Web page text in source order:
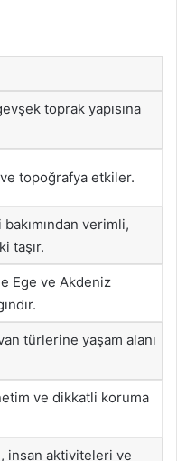
toprak yapısına
topoğrafya etkiler.
verimli,
taşır.
Ege ve Akdeniz
türlerine yaşam alanı
ve dikkatli koruma
insan aktiviteleri ve